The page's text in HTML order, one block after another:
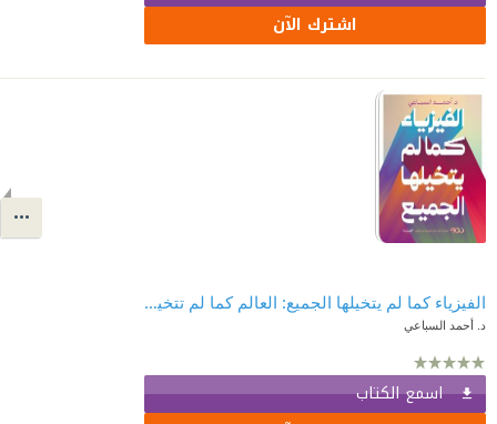
اشترك الآن
الفيزياء كما لم يتخيلها الجميع: العالم كما لم تتخيله من قبل الفيزياء
د. أحمد السباعي
اسمع الكتاب